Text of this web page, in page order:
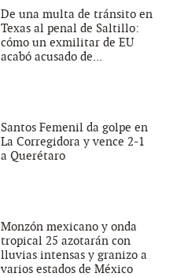
De una multa de tránsito en
Texas al penal de Saltillo:
cómo un exmilitar de EU
acabó acusado de...
Santos Femenil da golpe en
La Corregidora y vence 2-1
a Querétaro
Monzón mexicano y onda
tropical 25 azotarán con
lluvias intensas y granizo a
varios estados de México